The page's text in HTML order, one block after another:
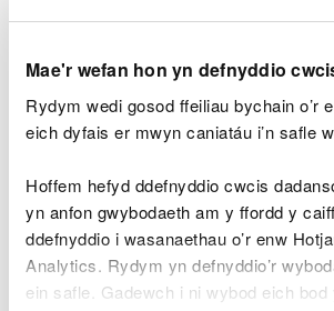
Mae'r wefan hon yn defnyddio
Rydym wedi gosod ffeiliau bychain o’r
eich dyfais er mwyn caniatáu i’n safle
Hoffem hefyd ddefnyddio cwcis
yn anfon gwybodaeth am y ffordd y
ddefnyddio i wasanaethau o’r enw
Analytics. Rydym yn defnyddio’r
ein safle. Gadewch i ni wybod eich bod
codir yr un gyfradd am y rhain ag
gael eu llenwi, gweler isod.
Amrywiad/
technegol
Unrhyw newidiadau i amodau'r
ydynt wedi'u rhestru uchod, gan